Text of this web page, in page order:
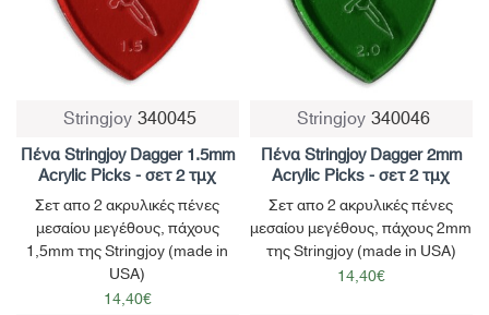
Stringjoy340045
Πένα Stringjoy Dagger 1.5mm
Acrylic Picks - σετ 2 τμχ
Σετ απο 2 ακρυλικές πένες
μεσαίου μεγέθους, πάχους
1,5mm της Stringjoy (made in
USA)
14,40€
Stringjoy340046
Πένα Stringjoy Dagger 2mm
Acrylic Picks - σετ 2 τμχ
Σετ απο 2 ακρυλικές πένες
μεσαίου μεγέθους, πάχους 2mm
της Stringjoy (made in USA)
14,40€